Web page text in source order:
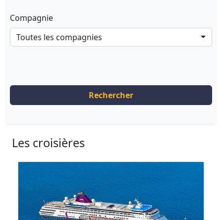
Compagnie
Toutes les compagnies
Rechercher
Les croisières